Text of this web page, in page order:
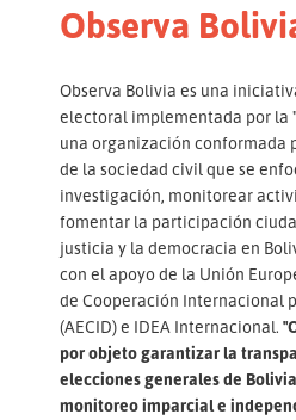
Observa
Observa Bolivia es una
electoral implementada por la
una organización conformada
de la sociedad civil que se
investigación, monitorear
fomentar la participación
justicia y la democracia en
con el apoyo de la Unión
de Cooperación Internacional
(AECID) e IDEA Internacional.
por objeto garantizar la
elecciones generales de
monitoreo imparcial e